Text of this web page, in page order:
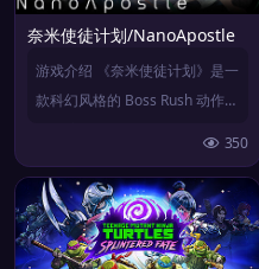
奈米使徒计划/NanoApostle
游戏介绍 《奈米使徒计划》是一
款科幻风格的 Boss Rush 动作游
350